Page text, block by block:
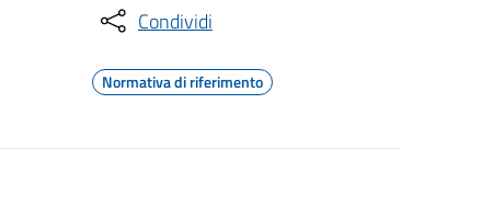
Condividi
Normativa di riferimento